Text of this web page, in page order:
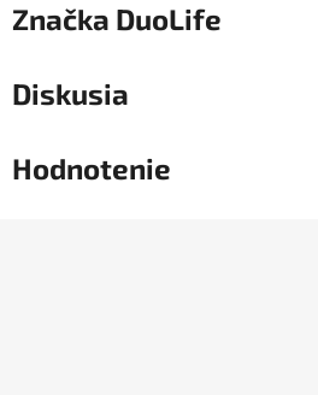
Značka DuoLife
Diskusia
Hodnotenie